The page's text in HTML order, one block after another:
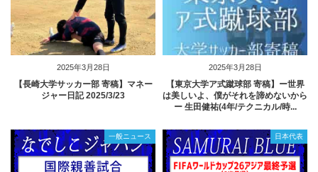
2025年3月28日
【長崎大学サッカー部 寄稿】マネー
ジャー日記 2025/3/23
2025年3月28日
【東京大学ア式蹴球部 寄稿】ー世界
は美しいよ、僕がそれを諦めないから
ー 生田健祐(4年/テクニカル/時...
一般ニュース 日本代表